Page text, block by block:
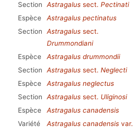
Section Astragalus sect. Pectinati
Espèce
Astragalus pectinatus
Section
Astragalus sect.
Drummondiani
Espèce Astragalus drummondii
Section
Astragalus sect. Neglecti
Espèce
Astragalus neglectus
Section
Astragalus sect. Uliginosi
Espèce
Astragalus canadensis
Variété
Astragalus canadensis var.